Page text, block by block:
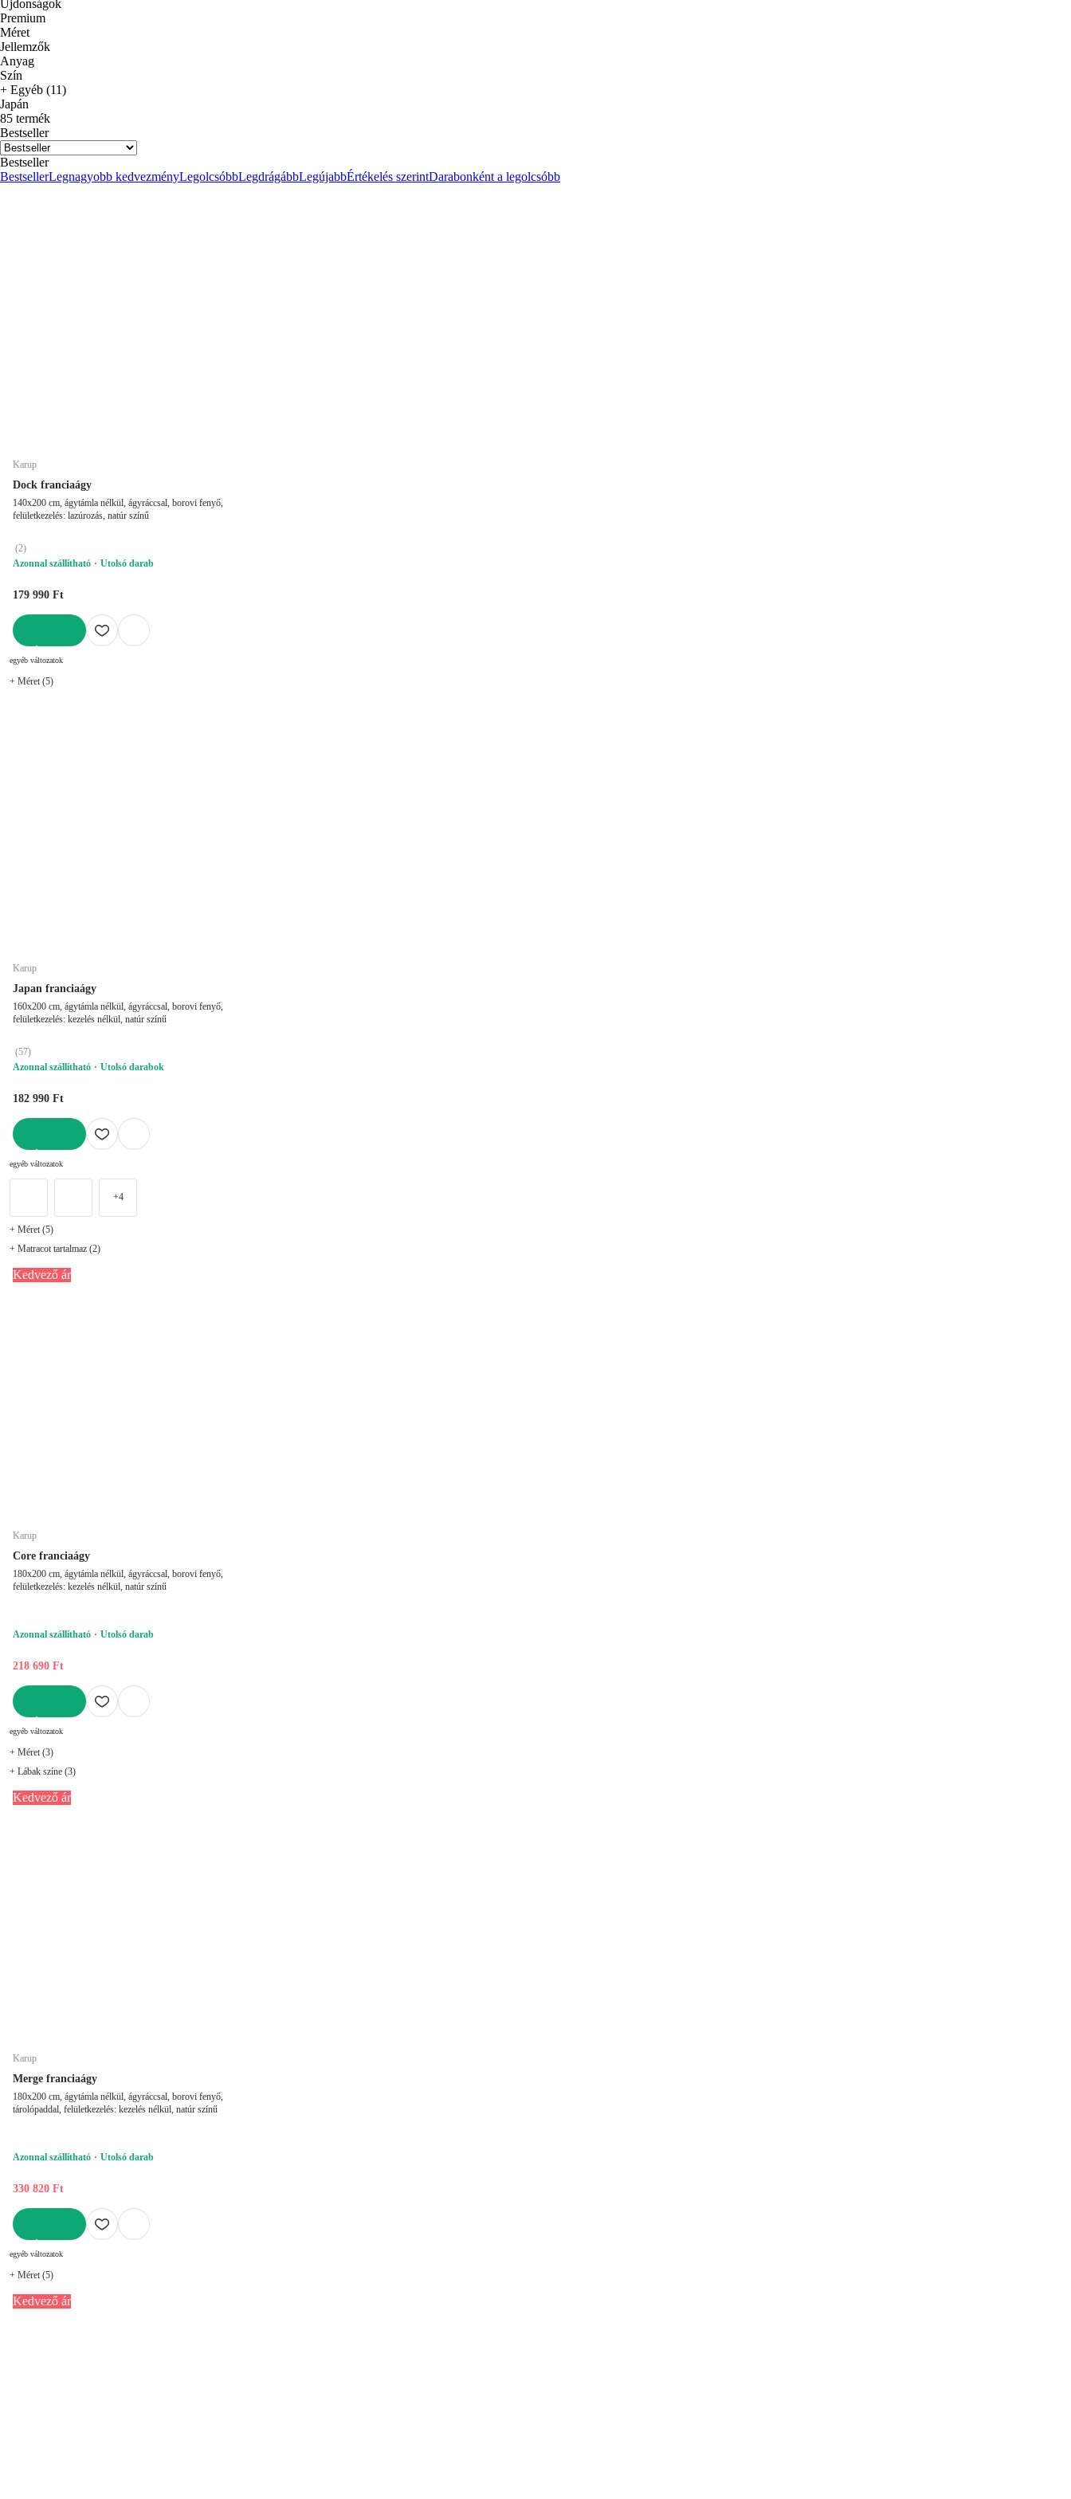
Újdonságok
Premium
Méret
Jellemzők
Anyag
Szín
+ Egyéb (11)
Japán
85 termék
Bestseller
Bestseller
BestsellerLegnagyobb kedvezményLegolcsóbbLegdrágábbLegújabbÉrtékelés szerintDarabonként a legolcsóbb
Karup
Dock franciaágy
140x200 cm, ágytámla nélkül, ágyráccsal, borovi fenyő,
felületkezelés: lazúrozás, natúr színű
(2)
Azonnal szállítható
Utolsó darab
179 990 Ft
egyéb változatok
+ Méret (5)
Karup
Japan franciaágy
160x200 cm, ágytámla nélkül, ágyráccsal, borovi fenyő,
felületkezelés: kezelés nélkül, natúr színű
(57)
Azonnal szállítható
Utolsó darabok
182 990 Ft
egyéb változatok
+4
+ Méret (5)
+ Matracot tartalmaz (2)
Kedvező ár
Karup
Core franciaágy
180x200 cm, ágytámla nélkül, ágyráccsal, borovi fenyő,
felületkezelés: kezelés nélkül, natúr színű
Azonnal szállítható Utolsó darab
218 690 Ft
egyéb változatok
+ Méret (3)
+ Lábak színe (3)
Kedvező ár
Karup
Merge franciaágy
180x200 cm, ágytámla nélkül, ágyráccsal, borovi fenyő,
tárolópaddal, felületkezelés: kezelés nélkül, natúr színű
Azonnal szállítható Utolsó darab
330 820 Ft
egyéb változatok
+ Méret (5)
Kedvező ár